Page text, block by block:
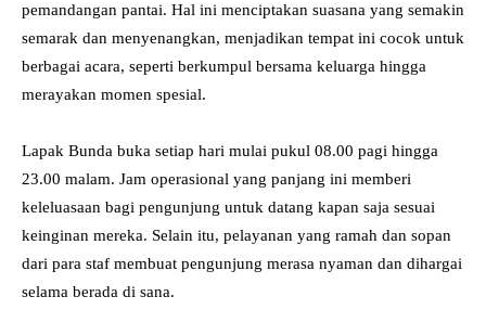
pemandangan pantai. Hal ini menciptakan suasana yang semakin
semarak dan menyenangkan, menjadikan tempat ini cocok untuk
berbagai acara, seperti berkumpul bersama keluarga hingga
merayakan momen spesial.
Lapak Bunda buka setiap hari mulai pukul 08.00 pagi hingga
23.00 malam. Jam operasional yang panjang ini memberi
keleluasaan bagi pengunjung untuk datang kapan saja sesuai
keinginan mereka. Selain itu, pelayanan yang ramah dan sopan
dari para staf membuat pengunjung merasa nyaman dan dihargai
selama berada di sana.